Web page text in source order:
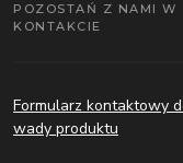
POZOSTAŃ Z NAMI W
KONTAKCIE
Formularz kontaktowy
wady produktu